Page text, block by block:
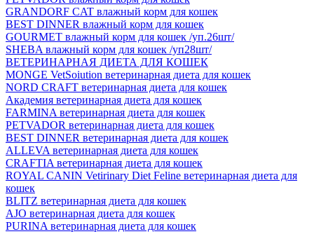
GRANDORF CAT влажный корм для кошек
BEST DINNER влажный корм для кошек
GOURMET влажный корм для кошек /уп.26шт/
SHEBA влажный корм для кошек /уп28шт/
ВЕТЕРИНАРНАЯ ДИЕТА ДЛЯ КОШЕК
MONGE VetSoiution ветеринарная диета для кошек
NORD CRAFT ветеринарная диета для кошек
Академия ветеринарная диета для кошек
FARMINA ветеринарная диета для кошек
PETVADOR ветеринарная диета для кошек
BEST DINNER ветеринарная диета для кошек
ALLEVA ветеринарная диета для кошек
CRAFTIA ветеринарная диета для кошек
ROYAL CANIN Vetirinary Diet Feline ветеринарная диета для
кошек
BLITZ ветеринарная диета для кошек
AJO ветеринарная диета для кошек
PURINA ветеринарная диета для кошек